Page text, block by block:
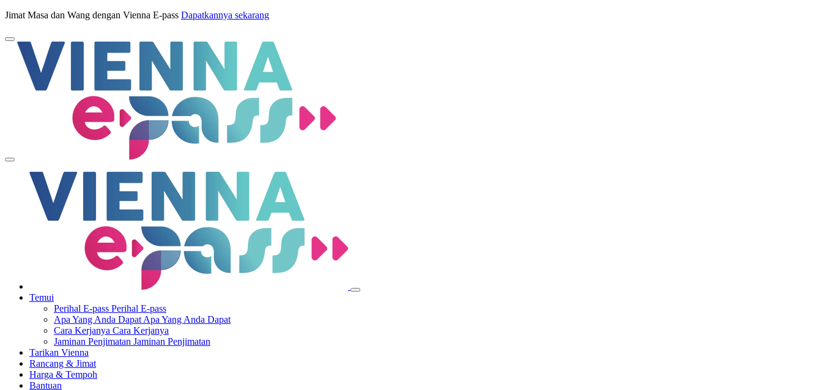
Jimat Masa dan Wang dengan Vienna E-pass Dapatkannya sekarang
Temui
Perihal E-pass Perihal E-pass
Apa Yang Anda Dapat Apa Yang Anda Dapat
Cara Kerjanya Cara Kerjanya
Jaminan Penjimatan Jaminan Penjimatan
Tarikan Vienna
Rancang & Jimat
Harga & Tempoh
Bantuan